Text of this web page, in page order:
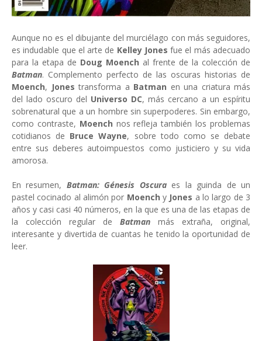
Aunque no es el dibujante del murciélago con más seguidores,
es indudable que el arte de Kelley Jones fue el más adecuado
para la etapa de Doug Moench al frente de la colección de
Batman. Complemento perfecto de las oscuras historias de
Moench, Jonestransforma a Batman en una criatura más
del lado oscuro del Universo DC, más cercano a un espíritu
sobrenatural que a un hombre sin superpoderes. Sin embargo,
como contraste, Moench nos refleja también los problemas
cotidianos de Bruce Wayne, sobre todo como se debate
entre sus deberes autoimpuestos como justiciero y su vida
amorosa.
En resumen, Batman: Génesis Oscuraes la guinda de un
pastel cocinado al alimón por Moenchy Jones a lo largo de 3
años y casi casi 40 números, en la que es una de las etapas de
la colección regular de Batman más extraña, original,
interesante y divertida de cuantas he tenido la oportunidad de
leer.